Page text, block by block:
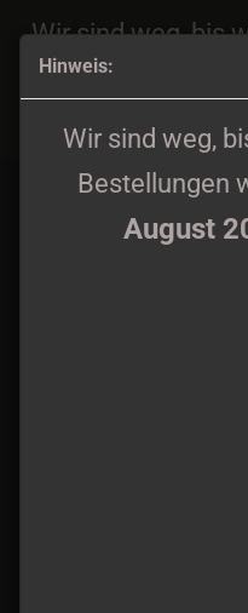
Hinweis:
Wir sind weg,
Bestellungen
August
Wir sind weg, bis
Bestellungen
August 2026